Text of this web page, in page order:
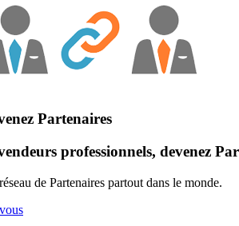
Partenaires
professionnels, devenez
de Partenaires partout dans le monde.